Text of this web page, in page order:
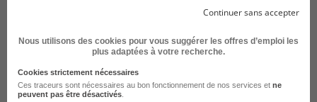
Continuer sans accepter
Nous utilisons des cookies pour vous suggérer les offres d’emploi les
plus adaptées à votre recherche.
Cookies strictement nécessaires
Ces traceurs sont nécessaires au bon fonctionnement de nos services et ne
peuvent pas être désactivés